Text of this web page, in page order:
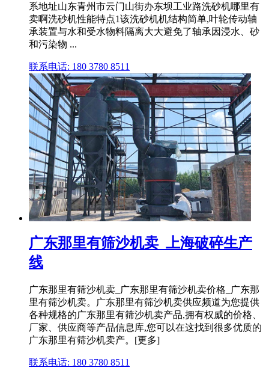
系地址山东青州市云门山街办东坝工业路洗砂机哪里有
卖啊洗砂机性能特点1该洗砂机机结构简单,叶轮传动轴
承装置与水和受水物料隔离大大避免了轴承因浸水、砂
和污染物 ...
联系电话: 180 3780 8511
广东那里有筛沙机卖_上海破碎生产
线
广东那里有筛沙机卖_广东那里有筛沙机卖价格_广东那
里有筛沙机卖。广东那里有筛沙机卖供应频道为您提供
各种规格的广东那里有筛沙机卖产品,拥有权威的价格、
厂家、供应商等产品信息库,您可以在这找到很多优质的
广东那里有筛沙机卖产。[更多]
联系电话: 180 3780 8511